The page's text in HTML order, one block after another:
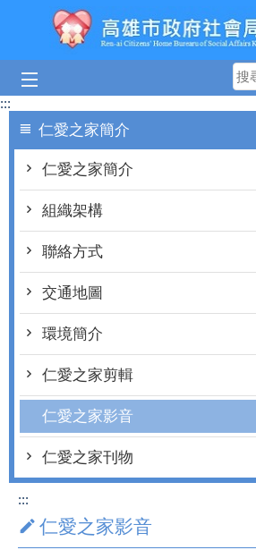
跳到主要內容區塊
:::
仁愛之家簡介
仁愛之家簡介
組織架構
聯絡方式
交通地圖
環境簡介
仁愛之家剪輯
仁愛之家影音
仁愛之家刊物
:::
仁愛之家影音